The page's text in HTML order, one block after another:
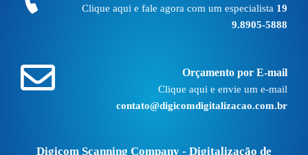
Clique aqui e fale agora com um especialista 19
9.8905-5888
Orçamento por E-mail
Clique aqui e envie um e-mail
contato@digicomdigitalizacao.com.br
Digicom Scanning Company - Digitalização de